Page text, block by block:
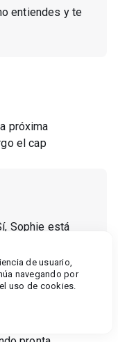
entiendes y te
próxima
el cap
Sophie está
de usuario,
navegando por
uso de cookies.